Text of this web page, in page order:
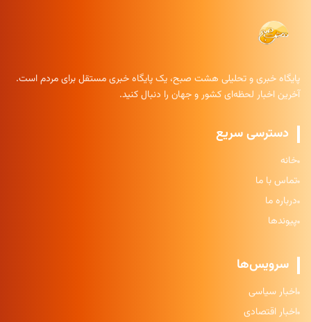
پایگاه خبری و تحلیلی هشت صبح، یک پایگاه خبری مستقل برای مردم است.
آخرین اخبار لحظه‌ای کشور و جهان را دنبال کنید.
دسترسی سریع
خانه
تماس با ما
درباره ما
پیوندها
سرویس‌ها
اخبار سیاسی
اخبار اقتصادی